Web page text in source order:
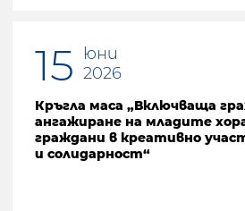
15
юни
2026
Кръгла маса „Включваща
ангажиране на младите
граждани в креативно
и солидарност“